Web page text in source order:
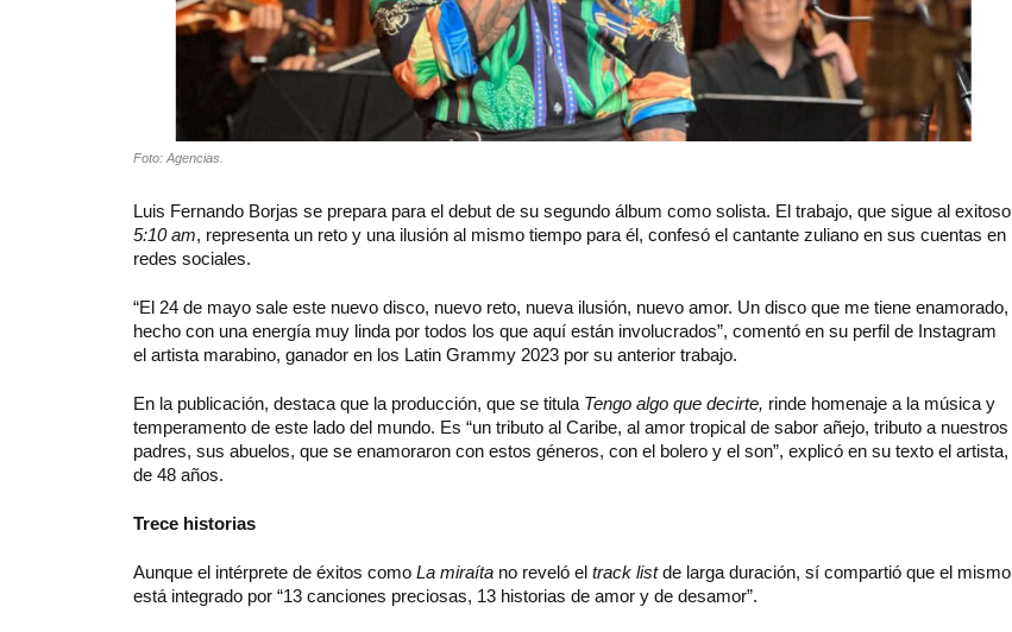
Foto: Agencias.
Luis Fernando Borjas se prepara para el debut de su segundo álbum como solista. El trabajo, que sigue al exitoso
5:10 am, representa un reto y una ilusión al mismo tiempo para él, confesó el cantante zuliano en sus cuentas en
redes sociales.
“El 24 de mayo sale este nuevo disco, nuevo reto, nueva ilusión, nuevo amor. Un disco que me tiene enamorado,
hecho con una energía muy linda por todos los que aquí están involucrados”, comentó en su perfil de Instagram
el artista marabino, ganador en los Latin Grammy 2023 por su anterior trabajo.
En la publicación, destaca que la producción, que se titula Tengo algo que decirte, rinde homenaje a la música y
temperamento de este lado del mundo. Es “un tributo al Caribe, al amor tropical de sabor añejo, tributo a nuestros
padres, sus abuelos, que se enamoraron con estos géneros, con el bolero y el son”, explicó en su texto el artista,
de 48 años.
Trece historias
Aunque el intérprete de éxitos como La miraíta no reveló el track listde larga duración, sí compartió que el mismo
está integrado por “13 canciones preciosas, 13 historias de amor y de desamor”.